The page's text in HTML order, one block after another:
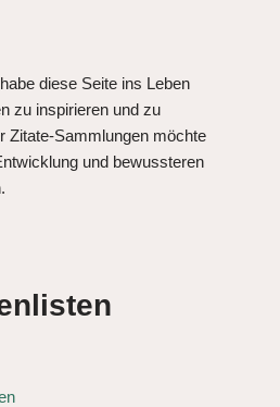
diese Seite ins Leben
zu inspirieren und zu
Zitate-Sammlungen möchte
und bewussteren